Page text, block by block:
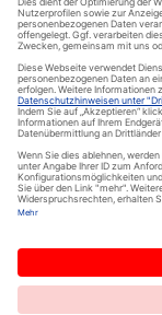
Heizfolien,